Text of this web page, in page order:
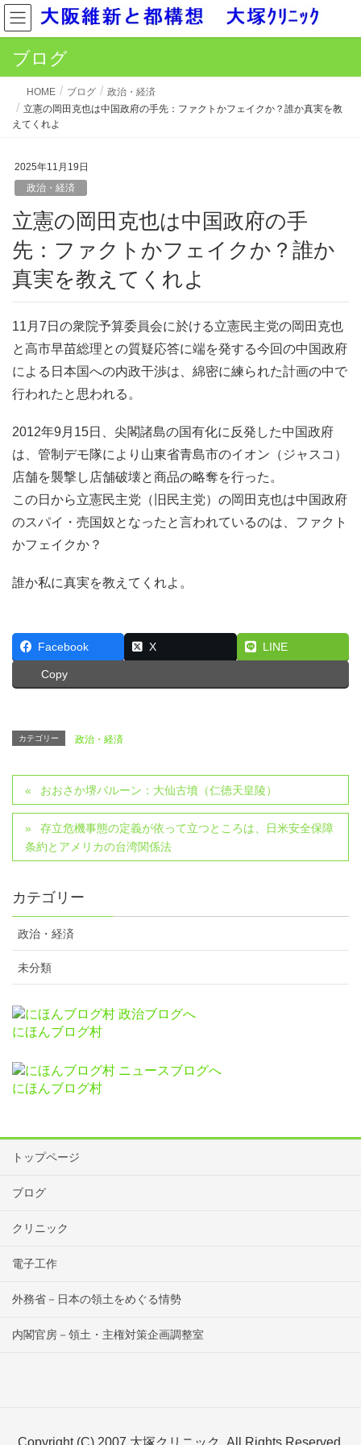
ブログ
HOME ブログ
政治・経済
立憲の岡田克也は中国政府の手先：ファクトかフェイクか？誰か真実を教
えてくれよ
2025年11月19日
政治・経済
立憲の岡田克也は中国政府の手
先：ファクトかフェイクか？誰か
真実を教えてくれよ
11月7日の衆院予算委員会に於ける立憲民主党の岡田克也
と高市早苗総理との質疑応答に端を発する今回の中国政府
による日本国への内政干渉は、綿密に練られた計画の中で
行われたと思われる。
2012年9月15日、尖閣諸島の国有化に反発した中国政府
は、管制デモ隊により山東省青島市のイオン（ジャスコ）
店舗を襲撃し店舗破壊と商品の略奪を行った。
この日から立憲民主党（旧民主党）の岡田克也は中国政府
のスパイ・売国奴となったと言われているのは、ファクト
かフェイクか？
誰か私に真実を教えてくれよ。
Facebook X LINE
Copy
カテゴリー 政治・経済
おおさか堺バルーン：大仙古墳（仁徳天皇陵）
存立危機事態の定義が依って立つところは、日米安全保障
条約とアメリカの台湾関係法
カテゴリー
政治・経済
未分類
にほんブログ村
にほんブログ村
トップページ
ブログ
クリニック
電子工作
外務省－日本の領土をめぐる情勢
内閣官房－領土・主権対策企画調整室
Copyright (C) 2007 大塚クリニック. All Rights Reserved.